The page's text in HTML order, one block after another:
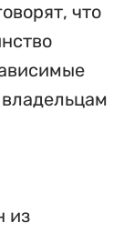
что
из